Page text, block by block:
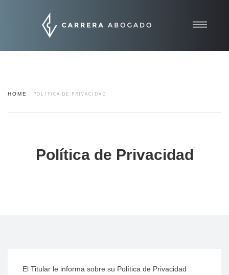
Noticias
HOME POLÍTICA DE PRIVACIDAD
Política de Privacidad
El Titular le informa sobre su Política de Privacidad